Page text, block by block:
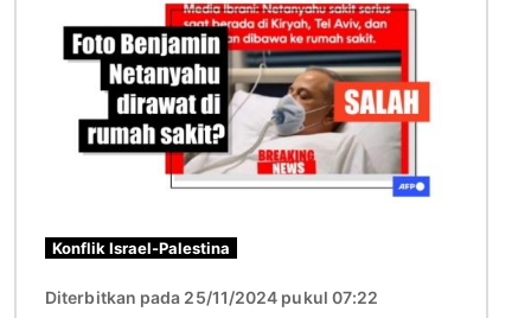
Konflik Israel-Palestina
Diterbitkan pada 25/11/2024 pukul 07:22